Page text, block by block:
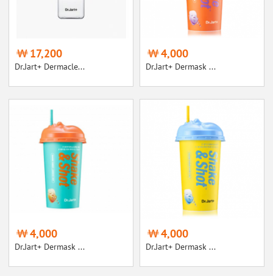
17,200
Dr.Jart+ Dermacle...
4,000
Dr.Jart+ Dermask ...
4,000
Dr.Jart+ Dermask ...
4,000
Dr.Jart+ Dermask ...